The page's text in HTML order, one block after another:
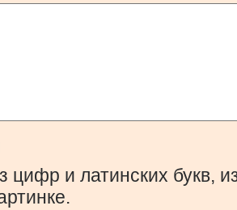
цифр и латинских букв,